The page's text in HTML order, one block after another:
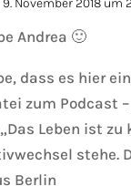
November 2018 um
Andrea 🙂
dass es hier
zum Podcast
Leben ist
stehe.
Berlin